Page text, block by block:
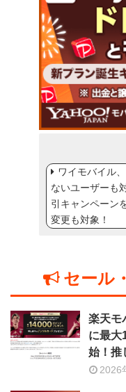
ワイモバイル
ないユーザーも
引キャンペーン
変更も対象！
セール
楽天モ
に最大
始！推
2026